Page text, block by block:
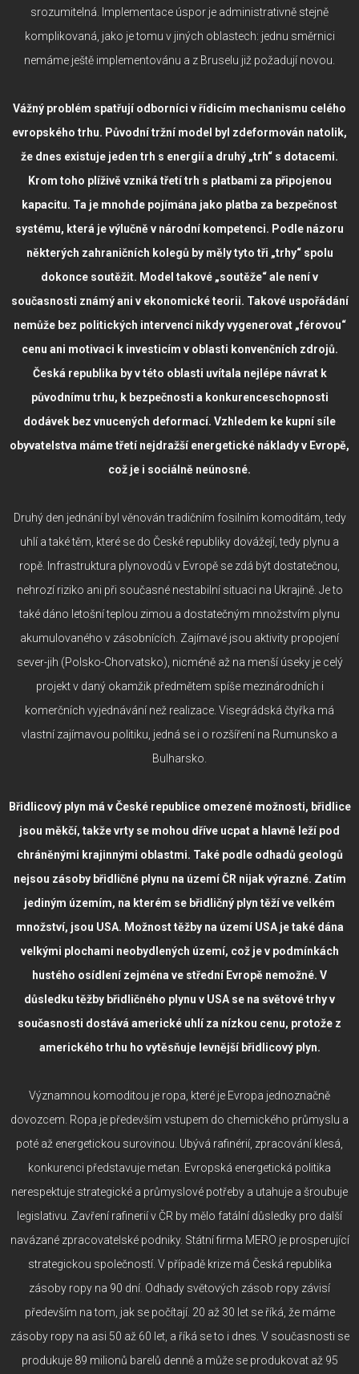
srozumitelná. Implementace úspor je administrativně stejně
komplikovaná, jako je tomu v jiných oblastech: jednu směrnici
nemáme ještě implementovánu a z Bruselu již požadují novou.
Vážný problém spatřují odborníci v řídicím mechanismu celého
evropského trhu. Původní tržní model byl zdeformován natolik,
že dnes existuje jeden trh s energií a druhý „trh“ s dotacemi.
Krom toho plíživě vzniká třetí trh s platbami za připojenou
kapacitu. Ta je mnohde pojímána jako platba za bezpečnost
systému, která je výlučně v národní kompetenci. Podle názoru
některých zahraničních kolegů by měly tyto tři „trhy“ spolu
dokonce soutěžit. Model takové „soutěže“ ale není v
současnosti známý ani v ekonomické teorii. Takové uspořádání
nemůže bez politických intervencí nikdy vygenerovat „férovou“
cenu ani motivaci k investicím v oblasti konvenčních zdrojů.
Česká republika by v této oblasti uvítala nejlépe návrat k
původnímu trhu, k bezpečnosti a konkurenceschopnosti
dodávek bez vnucených deformací. Vzhledem ke kupní síle
obyvatelstva máme třetí nejdražší energetické náklady v Evropě,
což je i sociálně neúnosné.
Druhý den jednání byl věnován tradičním fosilním komoditám, tedy
uhlí a také těm, které se do České republiky dovážejí, tedy plynu a
ropě. Infrastruktura plynovodů v Evropě se zdá být dostatečnou,
nehrozí riziko ani při současné nestabilní situaci na Ukrajině. Je to
také dáno letošní teplou zimou a dostatečným množstvím plynu
akumulovaného v zásobnících. Zajímavé jsou aktivity propojení
sever-jih (Polsko-Chorvatsko), nicméně až na menší úseky je celý
projekt v daný okamžik předmětem spíše mezinárodních i
komerčních vyjednávání než realizace. Visegrádská čtyřka má
vlastní zajímavou politiku, jedná se i o rozšíření na Rumunsko a
Bulharsko.
Břidlicový plyn má v České republice omezené možnosti, břidlice
jsou měkčí, takže vrty se mohou dříve ucpat a hlavně leží pod
chráněnými krajinnými oblastmi. Také podle odhadů geologů
nejsou zásoby břidličné plynu na území ČR nijak výrazné. Zatím
jediným územím, na kterém se břidličný plyn těží ve velkém
množství, jsou USA. Možnost těžby na území USA je také dána
velkými plochami neobydlených území, což je v podmínkách
hustého osídlení zejména ve střední Evropě nemožné. V
důsledku těžby břidličného plynu v USA se na světové trhy v
současnosti dostává americké uhlí za nízkou cenu, protože z
amerického trhu ho vytěsňuje levnější břidlicový plyn.
Významnou komoditou je ropa, které je Evropa jednoznačně
dovozcem. Ropa je především vstupem do chemického průmyslu a
poté až energetickou surovinou. Ubývá rafinérií, zpracování klesá,
konkurenci představuje metan. Evropská energetická politika
nerespektuje strategické a průmyslové potřeby a utahuje a šroubuje
legislativu. Zavření rafinerií v ČR by mělo fatální důsledky pro další
navázané zpracovatelské podniky. Státní firma MERO je prosperující
strategickou společností. V případě krize má Česká republika
zásoby ropy na 90 dní. Odhady světových zásob ropy závisí
především na tom, jak se počítají. 20 až 30 let se říká, že máme
zásoby ropy na asi 50 až 60 let, a říká se to i dnes. V současnosti se
produkuje 89 milionů barelů denně a může se produkovat až 95